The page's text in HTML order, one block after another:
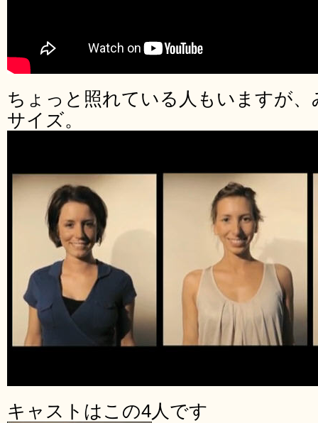
ちょっと照れている人もいますが
サイズ。
キャストはこの4人です